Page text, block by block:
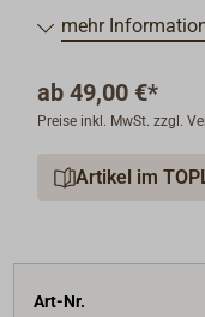
beschichtet, für
170 bedruckten
grüne Leuchtdioden.
Der Anschluss
mehr
ab 49,00 €*
Preise inkl. MwSt. zzgl.
Artikel im
Art-Nr.